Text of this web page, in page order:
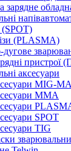
зарядне
(PLASMA)
пристрої
аксесуари
MIG-
MMA
SPOT
TIG